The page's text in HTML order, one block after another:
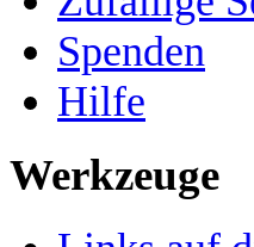
Spenden
Hilfe
Werkzeuge